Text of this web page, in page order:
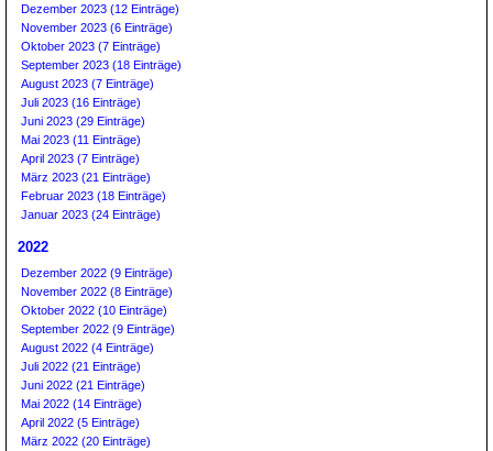
Dezember 2023 (12 Einträge)
November 2023 (6 Einträge)
Oktober 2023 (7 Einträge)
September 2023 (18 Einträge)
August 2023 (7 Einträge)
Juli 2023 (16 Einträge)
Juni 2023 (29 Einträge)
Mai 2023 (11 Einträge)
April 2023 (7 Einträge)
März 2023 (21 Einträge)
Februar 2023 (18 Einträge)
Januar 2023 (24 Einträge)
2022
Dezember 2022 (9 Einträge)
November 2022 (8 Einträge)
Oktober 2022 (10 Einträge)
September 2022 (9 Einträge)
August 2022 (4 Einträge)
Juli 2022 (21 Einträge)
Juni 2022 (21 Einträge)
Mai 2022 (14 Einträge)
April 2022 (5 Einträge)
März 2022 (20 Einträge)